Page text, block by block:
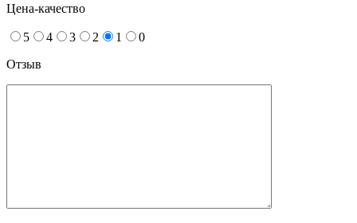
Цена-качество
5 4 3 2 1
0
Отзыв